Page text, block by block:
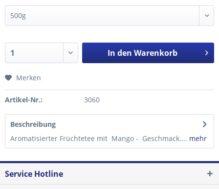
In den Warenkorb
Merken
Artikel-Nr.: 3060
Beschreibung
Aromatisierter Früchtetee mit Mango - Geschmack.... mehr
Service Hotline